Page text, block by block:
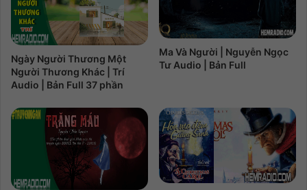
Ngày Người Thương Một
Người Thương Khác | Trí
Audio | Bản Full 37 phần
Ma Và Người | Nguyễn Ngọc
Tư Audio | Bản Full